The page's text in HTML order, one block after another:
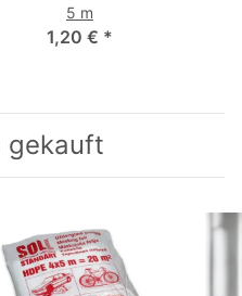
5 m
1,20 € *
gekauft